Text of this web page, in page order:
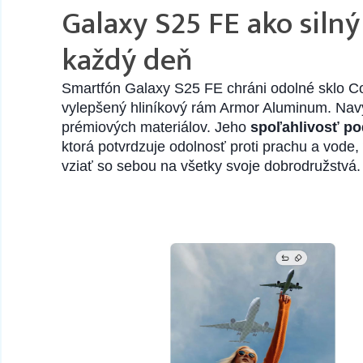
MEZZO Púzdro kniha pre SAMSUNG S24
Galaxy S25 FE ako
každý deň
Smartfón Galaxy S25 FE chráni odolné sklo
vylepšený hliníkový rám Armor Aluminum.
prémiových materiálov. Jehospoľahlivosť
ktorá potvrdzuje odolnosť proti prachu a
vziať so sebou na všetky svoje dobrodružstvá.